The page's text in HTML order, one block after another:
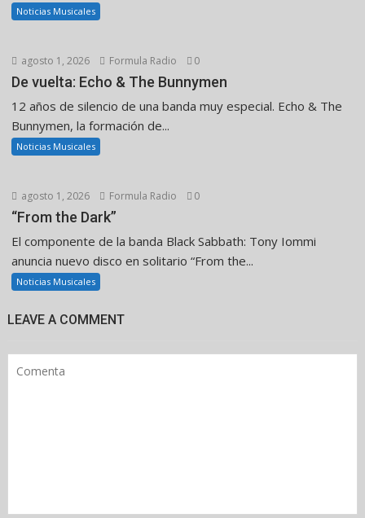
Noticias Musicales
agosto 1, 2026 Formula Radio 0
De vuelta: Echo & The Bunnymen
12 años de silencio de una banda muy especial. Echo & The
Bunnymen, la formación de...
Noticias Musicales
agosto 1, 2026 Formula Radio 0
“From the Dark”
El componente de la banda Black Sabbath: Tony Iommi
anuncia nuevo disco en solitario “From the...
Noticias Musicales
LEAVE A COMMENT